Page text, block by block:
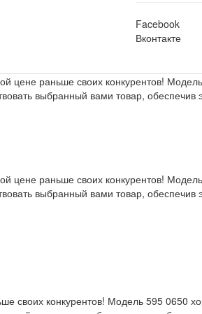
Facebook
Вконтакте
цене раньше своих конкурентов!
выбранный вами товар, обеспечив
цене раньше своих конкурентов!
выбранный вами товар, обеспечив
своих конкурентов! Модель 595 0650